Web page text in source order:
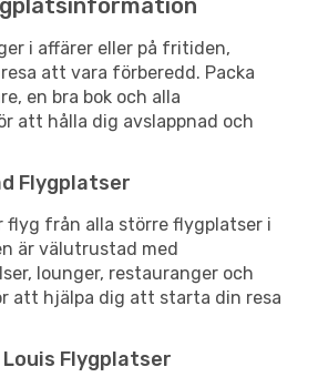
i affärer eller på fritiden,
att vara förberedd. Packa
en bra bok och alla
att hålla dig avslappnad och
Flygplatser
flyg från alla större flygplatser i
är välutrustad med
lounger, restauranger och
att hjälpa dig att starta din resa
Flygplatser